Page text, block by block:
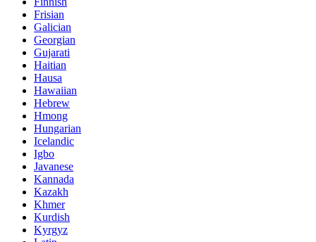
Frisian
Galician
Georgian
Gujarati
Haitian
Hausa
Hawaiian
Hebrew
Hmong
Hungarian
Icelandic
Igbo
Javanese
Kannada
Kazakh
Khmer
Kurdish
Kyrgyz